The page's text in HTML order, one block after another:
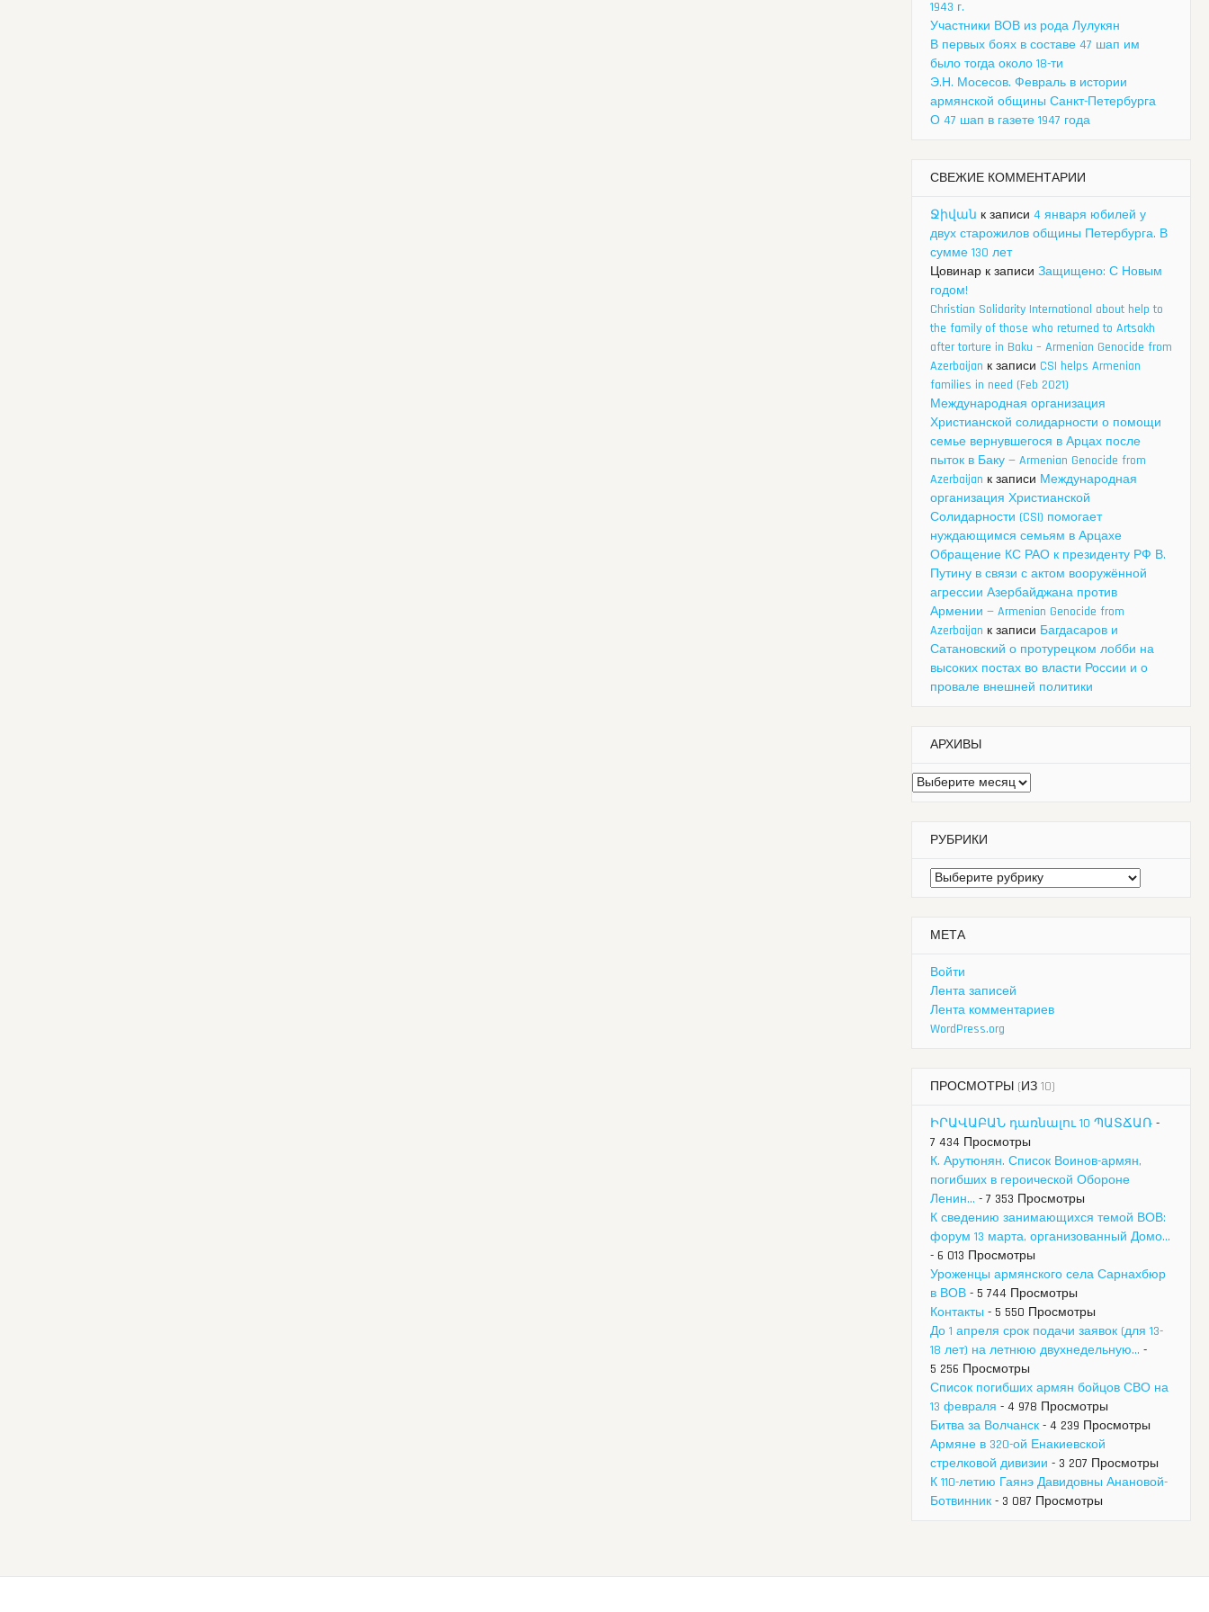
1943 г.
Участники ВОВ из рода Лулукян
В первых боях в составе 47 шап им
было тогда около 18-ти
Э.Н. Мосесов. Февраль в истории
армянской общины Санкт-Петербурга
О 47 шап в газете 1947 года
СВЕЖИЕ КОММЕНТАРИИ
Ջիվան к записи 4 января юбилей у
двух старожилов общины Петербурга. В
сумме 130 лет
Цовинар к записи Защищено: С Новым
годом!
Christian Solidarity International about help to
the family of those who returned to Artsakh
after torture in Baku – Armenian Genocide from
Azerbaijan к записи CSI helps Armenian
families in need (Feb 2021)
Международная организация
Христианской солидарности о помощи
семье вернувшегося в Арцах после
пыток в Баку — Armenian Genocide from
Azerbaijan к записи Международная
организация Христианской
Солидарности (CSI) помогает
нуждающимся семьям в Арцахе
Обращение КС РАО к президенту РФ В.
Путину в связи с актом вооружённой
агрессии Азербайджана против
Армении — Armenian Genocide from
Azerbaijan к записи Багдасаров и
Сатановский о протурецком лобби на
высоких постах во власти России и о
провале внешней политики
АРХИВЫ
Архивы
РУБРИКИ
Рубрики
МЕТА
Войти
Лента записей
Лента комментариев
WordPress.org
ПРОСМОТРЫ (ИЗ 10)
ԻՐԱՎԱԲԱՆ դառնալու 10 ՊԱՏՃԱՌ -
7 434 Просмотры
К. Арутюнян. Список Воинов-армян,
погибших в героической Обороне
Ленин... - 7 353 Просмотры
К сведению занимающихся темой ВОВ:
форум 13 марта, организованный Домо...
- 6 013 Просмотры
Уроженцы армянского села Сарнахбюр
в ВОВ - 5 744 Просмотры
Контакты - 5 550 Просмотры
До 1 апреля срок подачи заявок (для 13-
18 лет) на летнюю двухнедельную... -
5 256 Просмотры
Список погибших армян бойцов СВО на
13 февраля - 4 978 Просмотры
Битва за Волчанск - 4 239 Просмотры
Армяне в 320-ой Енакиевской
стрелковой дивизии - 3 207 Просмотры
К 110-летию Гаянэ Давидовны Анановой-
Ботвинник - 3 087 Просмотры